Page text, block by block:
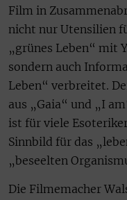
Film in
nicht nur Utensilien
„grünes Leben“ mit
sondern auch
Leben“ verbreitet.
aus „Gaia“ und „I
ist für viele
Sinnbild für das
„beseelten
Die Filmemacher